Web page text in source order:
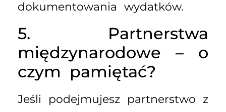
dokumentowania wydatków.
5. Partnerstwa
międzynarodowe – o
czym pamiętać?
Jeśli podejmujesz partnerstwo z